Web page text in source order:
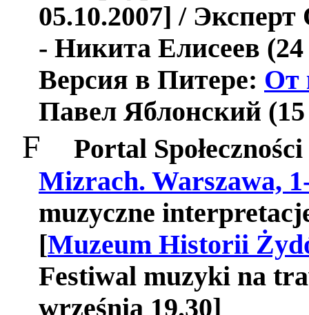
05.10.2007] /
- Никита Елисеев
Версия в Питере: От
Павел Яблонский
F
Portal
Mizrach. Warszawa,
muzyczne
[Muzeum Historii
Festiwal muzyki na
września 19.30]